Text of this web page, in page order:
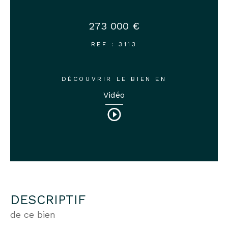
273 000 €
REF : 3113
DÉCOUVRIR LE BIEN EN
Vidéo
DESCRIPTIF
de ce bien